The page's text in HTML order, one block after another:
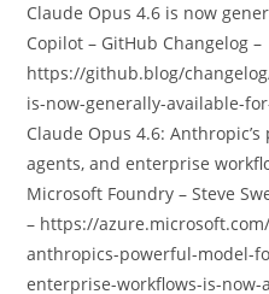
Claude Opus 4.6 is now
Copilot – GitHub Changelog –
https://github.blog/
is-now-generally-available-
Claude Opus 4.6:
agents, and enterprise
Microsoft Foundry – Steve
– https://
anthropics-powerful-model-
enterprise-workflows-is-